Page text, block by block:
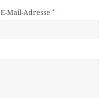
E-Mail-Adresse*